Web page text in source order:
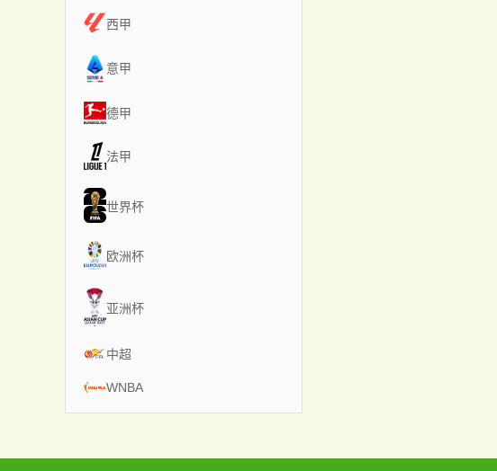
西甲
意甲
德甲
法甲
世界杯
欧洲杯
亚洲杯
中超
WNBA